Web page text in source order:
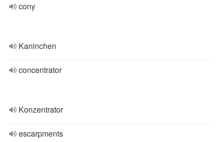
cony
Kaninchen
concentrator
Konzentrator
escarpments